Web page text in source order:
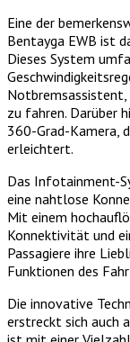
Eine der
Bentayga EWB ist
Dieses System
Notbremsassistent,
zu fahren. Darüber
360-Grad-Kamera,
erleichtert.
Das Infotainment-
eine nahtlose
Mit einem
Konnektivität und
Passagiere ihre
Funktionen des
Die innovative
erstreckt sich auch